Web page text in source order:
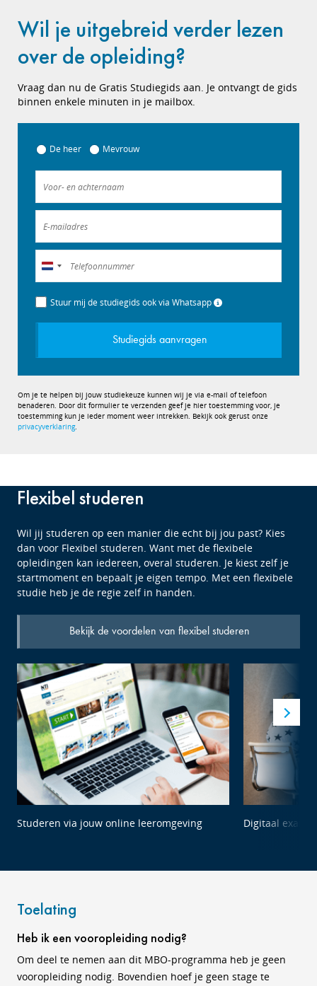
Wil je uitgebreid verder lezen
over de opleiding?
Vraag dan nu de Gratis Studiegids aan. Je ontvangt de gids
binnen enkele minuten in je mailbox.
De heer Mevrouw
Nederland
+31
Stuur mij de studiegids ook via Whatsapp
Studiegids aanvragen
Om je te helpen bij jouw studiekeuze kunnen wij je via e-mail of telefoon
benaderen. Door dit formulier te verzenden geef je hier toestemming voor, je
toestemming kun je ieder moment weer intrekken. Bekijk ook gerust onze
privacyverklaring.
Flexibel studeren
Wil jij studeren op een manier die echt bij jou past? Kies
dan voor Flexibel studeren. Want met de flexibele
opleidingen kan iedereen, overal studeren. Je kiest zelf je
startmoment en bepaalt je eigen tempo. Met een flexibele
studie heb je de regie zelf in handen.
Bekijk de voordelen van flexibel studeren
Studeren via jouw online leeromgeving Digitaal
Toelating
Heb ik een vooropleiding nodig?
Om deel te nemen aan dit MBO-programma heb je geen
vooropleiding nodig. Bovendien hoef je geen stage te